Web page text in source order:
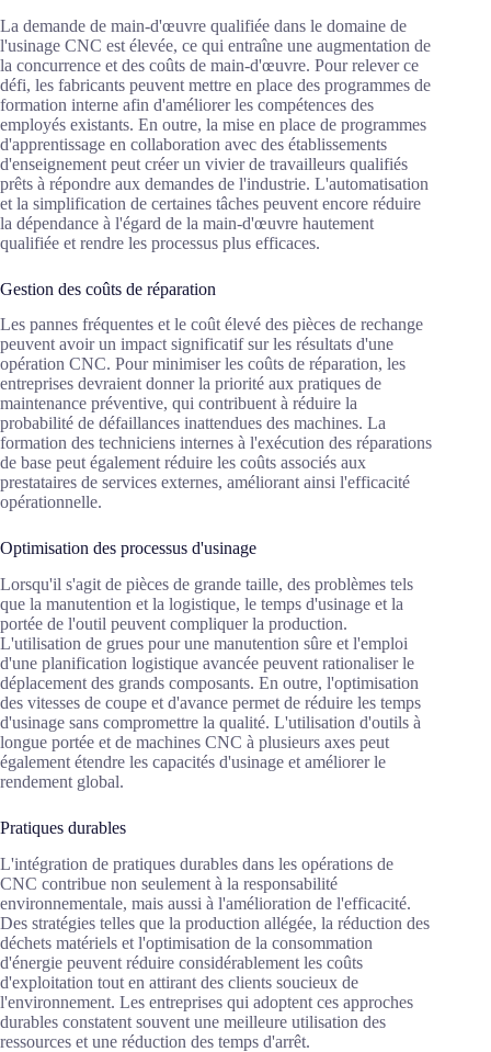
La demande de main-d'œuvre qualifiée dans le domaine de
l'usinage CNC est élevée, ce qui entraîne une augmentation de
la concurrence et des coûts de main-d'œuvre. Pour relever ce
défi, les fabricants peuvent mettre en place des programmes de
formation interne afin d'améliorer les compétences des
employés existants. En outre, la mise en place de programmes
d'apprentissage en collaboration avec des établissements
d'enseignement peut créer un vivier de travailleurs qualifiés
prêts à répondre aux demandes de l'industrie. L'automatisation
et la simplification de certaines tâches peuvent encore réduire
la dépendance à l'égard de la main-d'œuvre hautement
qualifiée et rendre les processus plus efficaces.
Gestion des coûts de réparation
Les pannes fréquentes et le coût élevé des pièces de rechange
peuvent avoir un impact significatif sur les résultats d'une
opération CNC. Pour minimiser les coûts de réparation, les
entreprises devraient donner la priorité aux pratiques de
maintenance préventive, qui contribuent à réduire la
probabilité de défaillances inattendues des machines. La
formation des techniciens internes à l'exécution des réparations
de base peut également réduire les coûts associés aux
prestataires de services externes, améliorant ainsi l'efficacité
opérationnelle.
Optimisation des processus d'usinage
Lorsqu'il s'agit de pièces de grande taille, des problèmes tels
que la manutention et la logistique, le temps d'usinage et la
portée de l'outil peuvent compliquer la production.
L'utilisation de grues pour une manutention sûre et l'emploi
d'une planification logistique avancée peuvent rationaliser le
déplacement des grands composants. En outre, l'optimisation
des vitesses de coupe et d'avance permet de réduire les temps
d'usinage sans compromettre la qualité. L'utilisation d'outils à
longue portée et de machines CNC à plusieurs axes peut
également étendre les capacités d'usinage et améliorer le
rendement global.
Pratiques durables
L'intégration de pratiques durables dans les opérations de
CNC contribue non seulement à la responsabilité
environnementale, mais aussi à l'amélioration de l'efficacité.
Des stratégies telles que la production allégée, la réduction des
déchets matériels et l'optimisation de la consommation
d'énergie peuvent réduire considérablement les coûts
d'exploitation tout en attirant des clients soucieux de
l'environnement. Les entreprises qui adoptent ces approches
durables constatent souvent une meilleure utilisation des
ressources et une réduction des temps d'arrêt.